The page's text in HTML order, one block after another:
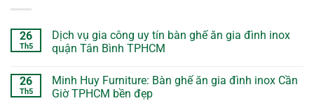
26
Th5
Dịch vụ gia công uy tín bàn ghế ăn gia đình inox
quận Tân Bình TPHCM
26
Th5
Minh Huy Furniture: Bàn ghế ăn gia đình inox Cần
Giờ TPHCM bền đẹp